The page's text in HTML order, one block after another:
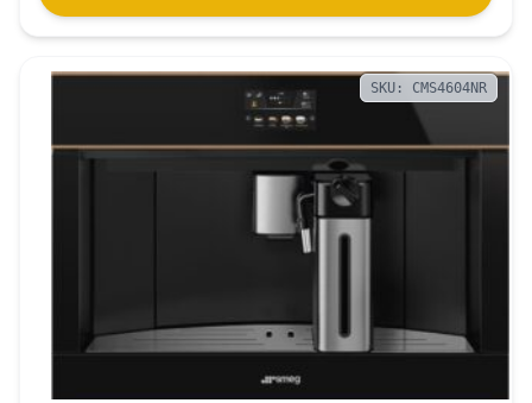
SKU: CMS4604NR